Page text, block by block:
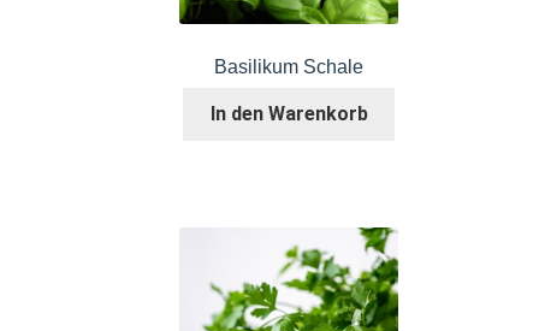
Basilikum Schale
In den Warenkorb